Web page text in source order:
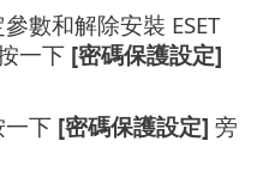
數和解除安裝 ESET
一下 [密碼保護設定]
一下 [密碼保護設定] 旁